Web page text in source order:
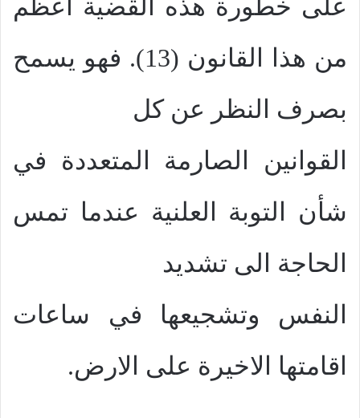
على خطورة هذه القضية اعظم
من هذا القانون (13). فهو يسمح
بصرف النظر عن كل
القوانين الصارمة المتعددة في
شأن التوبة العلنية عندما تمس
الحاجة الى تشديد
النفس وتشجيعها في ساعات
اقامتها الاخيرة على الارض.